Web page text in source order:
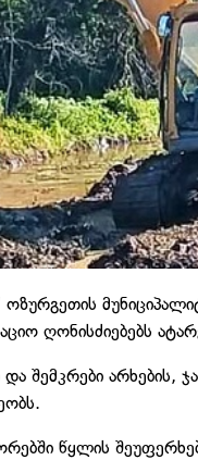
ღონისძიებებს
შემკრები არხების,
წყლის